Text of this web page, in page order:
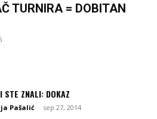
TURNIRA = DOBITAN
STE ZNALI: DOKAZ
Pašalić - sep 27, 2014